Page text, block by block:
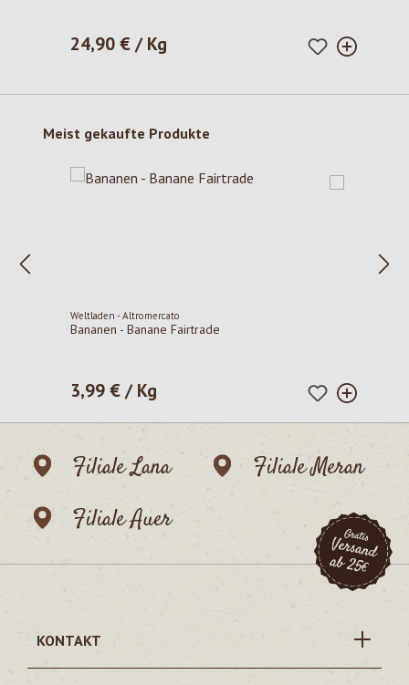
Regulärer Preis:
24,90 € / Kg
Produktgalerie überspringen
Meist gekaufte Produkte
Weltladen - Altromercato
Bananen - Banane Fairtrade
Regulärer Preis:
3,99 € / Kg
Filiale Lana
Filiale Meran
Filiale Auer
KONTAKT